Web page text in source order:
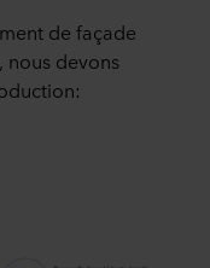
de façade
devons